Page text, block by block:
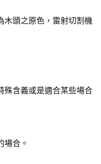
木頭之原色，雷射切割機
殊含義或是適合某些場合
場合。